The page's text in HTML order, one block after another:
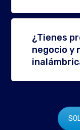
¿Tienes
negocio y